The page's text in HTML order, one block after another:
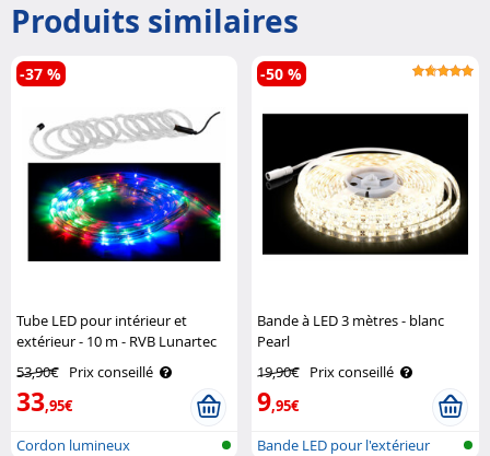
Produits similaires
Tube LED pour intérieur et
extérieur - 10 m - RVB Lunartec
53,90€ Prix conseillé
33,95€
-37 %
Cordon lumineux
Bande à LED 3 mètres - blanc
Pearl
19,90€ Prix conseillé
9,95€
-50 %
Bande LED pour l'extérieur